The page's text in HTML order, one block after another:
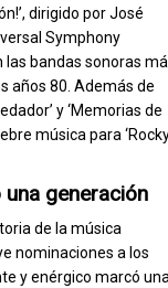
dirigido por José
Symphony
las bandas sonoras
años 80. Además de
y ‘Memorias de
música para
generación
de la música
nominaciones a los
y enérgico marcó